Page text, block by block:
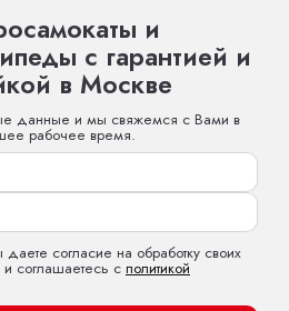
и
с гарантией и
в Москве
данные и мы свяжемся с Вами в
рабочее время.
согласие на обработку своих
соглашаетесь с политикой